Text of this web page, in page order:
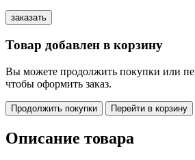
Товар добавлен в корзину
Вы можете продолжить покупки или
чтобы оформить заказ.
Продолжить покупки Перейти в корзину
Описание товара